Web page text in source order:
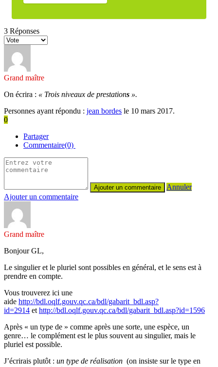
3 Réponses
Grand maître
On écrira : « Trois niveaux de prestations ».
Personnes ayant répondu : jean bordes le 10 mars 2017.
0
Partager
Commentaire(0)
Annuler
Ajouter un commentaire
Grand maître
Bonjour GL,
Le singulier et le pluriel sont possibles en général, et le sens est à
prendre en compte.
Vous trouverez ici une
aide http://bdl.oqlf.gouv.qc.ca/bdl/gabarit_bdl.asp?
id=2914 et http://bdl.oqlf.gouv.qc.ca/bdl/gabarit_bdl.asp?id=1596
Après « un type de » comme après une sorte, une espèce, un
genre… le complément est le plus souvent au singulier, mais le
pluriel est possible.
J’écrirais plutôt : un type de réalisation (on insiste sur le type en